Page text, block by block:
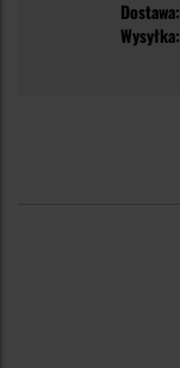
Dostawa:
Wysyłka: